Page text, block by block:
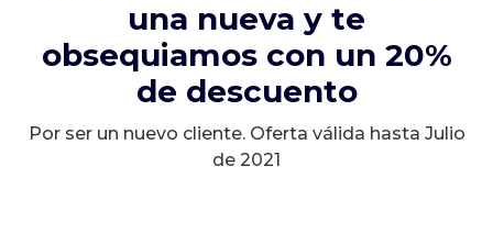
una nueva y te
obsequiamos con un 20%
de descuento
Por ser un nuevo cliente. Oferta válida hasta Julio
de 2021